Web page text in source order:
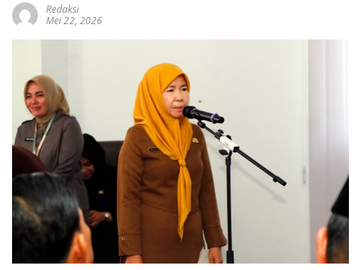
Redaksi
Mei 22, 2026